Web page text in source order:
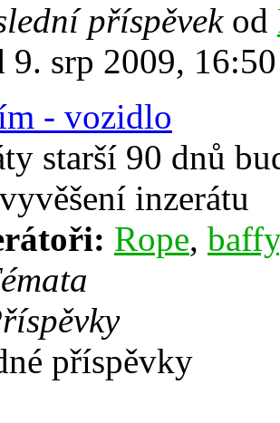
příspěvekod
9. srp 2009, 16:50
- vozidlo
starší 90 dnů
inzerátu
Rope, baffy
příspěvky